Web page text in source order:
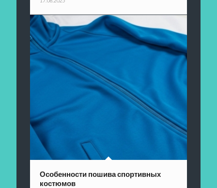
Особенности пошива спортивных
костюмов